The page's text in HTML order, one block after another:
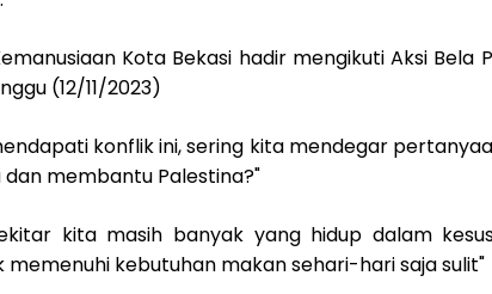
Kota Bekasi hadir mengikuti Aksi Bela
(12/11/2023)
konflik ini, sering kita mendegar
membantu Palestina?"
kita masih banyak yang hidup dalam
memenuhi kebutuhan makan sehari-hari saja sulit"